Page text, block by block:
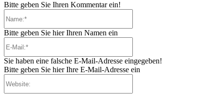
Bitte geben Sie Ihren Kommentar ein!
Bitte geben Sie hier Ihren Namen ein
Sie haben eine falsche E-Mail-Adresse eingegeben!
Bitte geben Sie hier Ihre E-Mail-Adresse ein